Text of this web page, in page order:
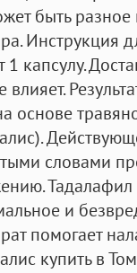
быть
Инструкция
капсулу.
основе
словами
и
помогает
купить в